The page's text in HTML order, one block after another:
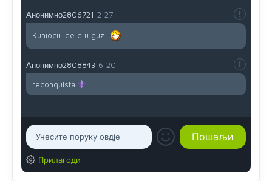
Анонимно2806721 2:27
Kuniocu ide q u guz...
Анонимно2808843 6:20
reconquista
Прилагоди